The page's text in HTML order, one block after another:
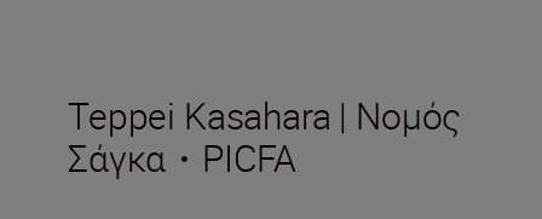
Teppei Kasahara | Νομός
Σάγκα・PICFA